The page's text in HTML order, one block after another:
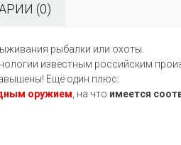
(0)
рыбалки или охоты.
известным российским
Ещё один плюс:
оружием, на что имеется